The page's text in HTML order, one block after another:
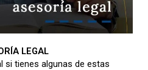
LEGAL
si tienes algunas de estas